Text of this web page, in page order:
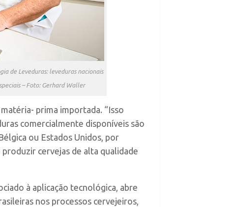
de Leveduras: leveduras nacionais
– Foto: Gerhard Waller
prima importada. “Isso
comercialmente disponíveis são
ou Estados Unidos, por
cervejas de alta qualidade
à aplicação tecnológica, abre
nos processos cervejeiros,